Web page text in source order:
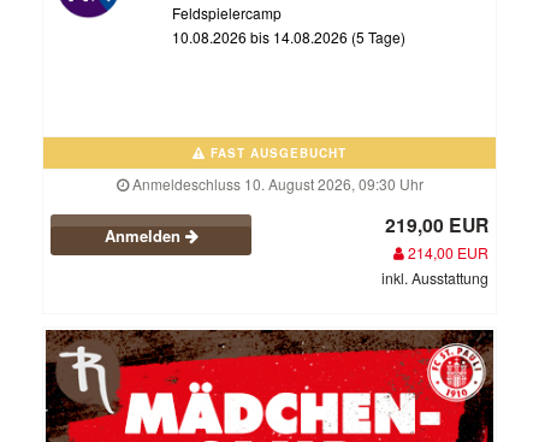
Feldspielercamp
10.08.2026 bis 14.08.2026 (5 Tage)
FAST AUSGEBUCHT
Anmeldeschluss 10. August 2026, 09:30 Uhr
Anmelden 219,00 EUR
214,00 EUR
inkl. Ausstattung